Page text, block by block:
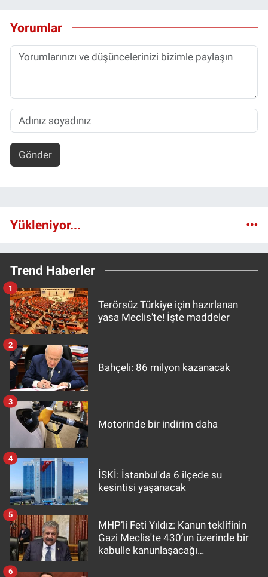
Yorumlar
Gönder
Yükleniyor...
Trend Haberler
Terörsüz Türkiye için hazırlanan
yasa Meclis'te! İşte maddeler
1
Bahçeli: 86 milyon kazanacak
2
Motorinde bir indirim daha
3
İSKİ: İstanbul'da 6 ilçede su
kesintisi yaşanacak
4
MHP’li Feti Yıldız: Kanun teklifinin
Gazi Meclis'te 430’un üzerinde bir
kabulle kanunlaşacağı
5
6